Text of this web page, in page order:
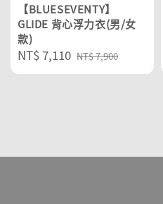
【BLUESEVENTY】
GLIDE 背心浮力衣(男/女
款)
Sale
price
NT$ 7,110 Regular
price
NT$ 7,900